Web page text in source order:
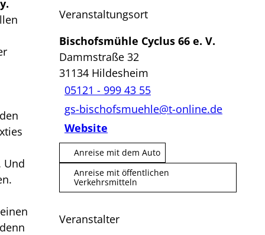
Und
Veranstaltungsort
Bischofsmühle Cyclus 66 e. V.
Dammstraße 32
31134 Hildesheim
05121 - 999 43 55
gs-bischofsmuehle@t-online.de
Website
Anreise mit dem Auto
Anreise mit öffentlichen
Verkehrsmitteln
Veranstalter